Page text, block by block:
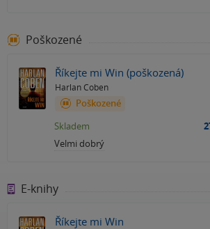
Poškozené
Říkejte mi Win (poškozená)
Harlan Coben
Poškozené
Velmi dobrý
Skladem
E-knihy
Říkejte mi Win